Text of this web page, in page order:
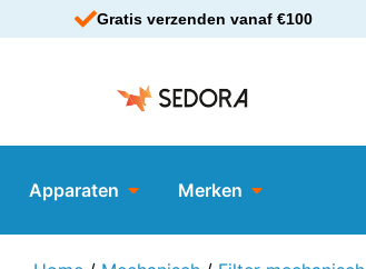
Gratis verzenden vanaf €100
Apparaten Merken